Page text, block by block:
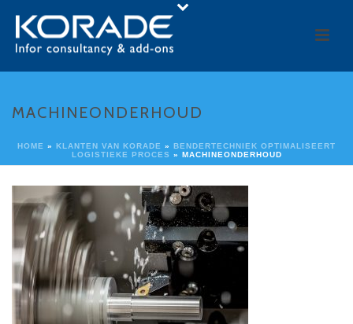
MACHINEONDERHOUD
HOME » KLANTEN VAN KORADE » BENDERTECHNIEK OPTIMALISEERT
LOGISTIEKE PROCES » MACHINEONDERHOUD